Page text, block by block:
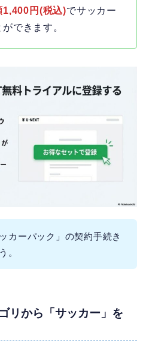
1,400円(税込)でサッカー
できます。
カーパック」の契約手続き
。
リから「サッカー」を